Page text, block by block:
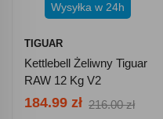
Wysyłka w 24h
TIGUAR
Kettlebell Żeliwny Tiguar
RAW 12 Kg V2
184.99 zł 216.00 zł